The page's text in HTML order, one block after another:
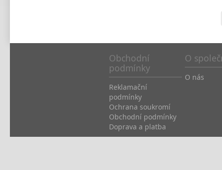
Obchodní
podmínky
Reklamační
podmínky
Ochrana soukromí
Obchodní podmínky
Doprava a platba
O
O nás